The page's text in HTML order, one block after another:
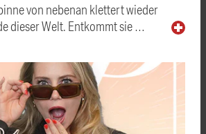
von nebenan klettert wieder
dieser Welt. Entkommt sie …